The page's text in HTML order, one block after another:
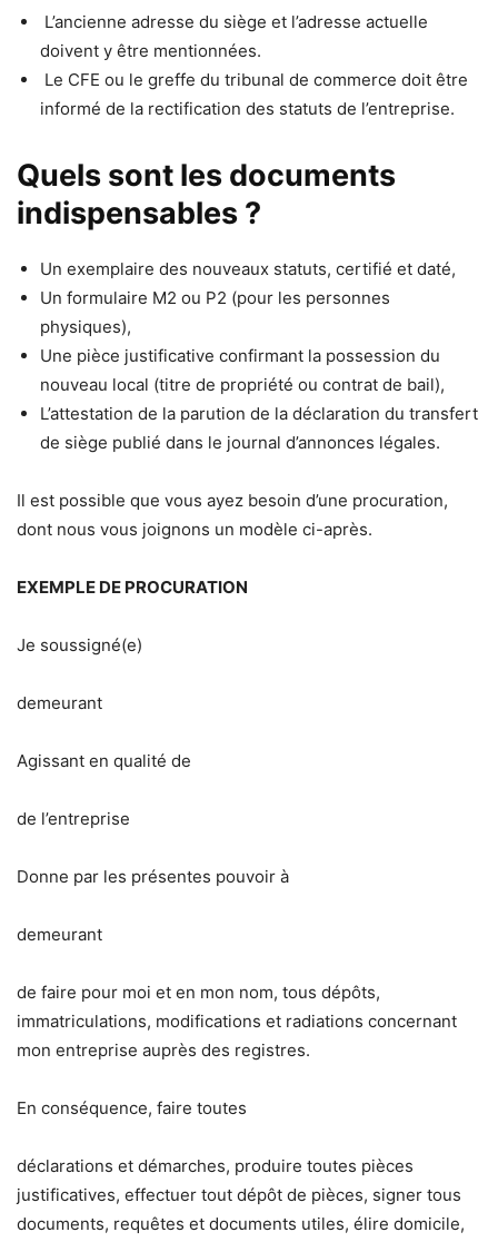
L’ancienne adresse du siège et l’adresse actuelle
doivent y être mentionnées.
Le CFE ou le greffe du tribunal de commerce doit être
informé de la rectification des statuts de l’entreprise.
Quels sont les documents
indispensables ?
Un exemplaire des nouveaux statuts, certifié et daté,
Un formulaire M2 ou P2 (pour les personnes
physiques),
Une pièce justificative confirmant la possession du
nouveau local (titre de propriété ou contrat de bail),
L’attestation de la parution de la déclaration du transfert
de siège publié dans le journal d’annonces légales.
Il est possible que vous ayez besoin d’une procuration,
dont nous vous joignons un modèle ci-après.
EXEMPLE DE PROCURATION
Je soussigné(e)
demeurant
Agissant en qualité de
de l’entreprise
Donne par les présentes pouvoir à
demeurant
de faire pour moi et en mon nom, tous dépôts,
immatriculations, modifications et radiations concernant
mon entreprise auprès des registres.
En conséquence, faire toutes
déclarations et démarches, produire toutes pièces
justificatives, effectuer tout dépôt de pièces, signer tous
documents, requêtes et documents utiles, élire domicile,